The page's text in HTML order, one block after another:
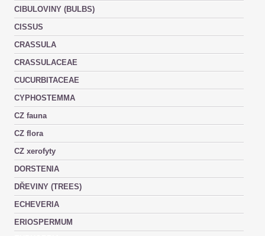
CIBULOVINY (BULBS)
CISSUS
CRASSULA
CRASSULACEAE
CUCURBITACEAE
CYPHOSTEMMA
CZ fauna
CZ flora
CZ xerofyty
DORSTENIA
DŘEVINY (TREES)
ECHEVERIA
ERIOSPERMUM